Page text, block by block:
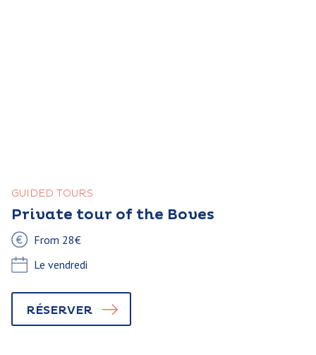
GUIDED TOURS
Private tour of the Boves
From 28€
Le vendredi
RÉSERVER